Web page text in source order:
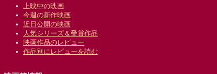
上映中の映画
今週の新作映画
近日公開の映画
人気シリーズ＆受賞作品
映画作品のレビュー
作品別にレビューを読む